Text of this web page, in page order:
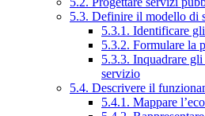
5.3. Definire il modello di
5.3.1. Identificare
5.3.2. Formulare la
5.3.3. Inquadrare
servizio
5.4. Descrivere il
5.4.1. Mappare